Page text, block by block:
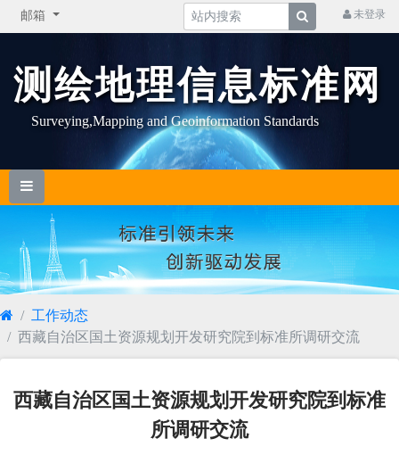
邮箱 未登录
测绘地理信息标准网
Surveying,Mapping and Geoinformation Standards
工作动态
西藏自治区国土资源规划开发研究院到标准所调研交流
西藏自治区国土资源规划开发研究院到标准
所调研交流